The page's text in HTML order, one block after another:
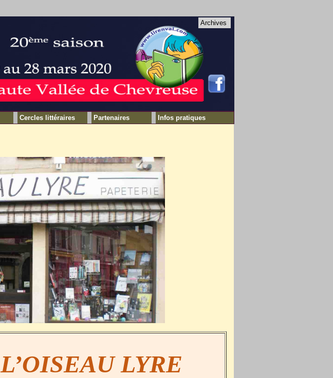
L’OISEAU LYRE
Cercles littéraires Partenaires Infos pratiques
Archives